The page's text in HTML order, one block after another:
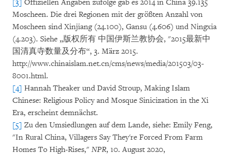
[3] Offiziellen Angaben zufolge gab es 2014 in China 39.135
Moscheen. Die drei Regionen mit der größten Anzahl von
Moscheen sind Xinjiang (24.100), Gansu (4.606) und Ningxia
(4.203). Siehe „版权所有 中国伊斯兰教协会, "2015最新中
国清真寺数量及分布“, 3. März 2015.
http://www.chinaislam.net.cn/cms/news/media/201503/03-
8001.html.
[4] Hannah Theaker und David Stroup, Making Islam
Chinese: Religious Policy and Mosque Sinicization in the Xi
Era, erscheint demnächst.
[5] Zu den Umsiedlungen auf dem Lande, siehe: Emily Feng,
"In Rural China, Villagers Say They're Forced From Farm
Homes To High-Rises," NPR, 10. August 2020,